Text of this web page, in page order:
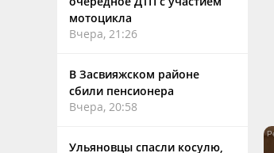
мотоцикла
Вчера, 21:26
В Засвияжском районе
сбили пенсионера
Вчера, 20:58
Ульяновцы спасли косулю,